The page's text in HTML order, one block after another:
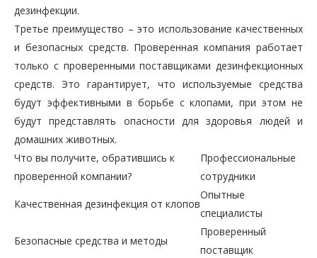
дезинфекции.
Третье преимущество – это использование качественных
и безопасных средств. Проверенная компания работает
только с проверенными поставщиками дезинфекционных
средств. Это гарантирует, что используемые средства
будут эффективными в борьбе с клопами, при этом не
будут представлять опасности для здоровья людей и
домашних животных.
Что вы получите, обратившись к
проверенной компании?
Профессиональные
сотрудники
Качественная дезинфекция от клопов
Опытные
специалисты
Безопасные средства и методы
Проверенный
поставщик